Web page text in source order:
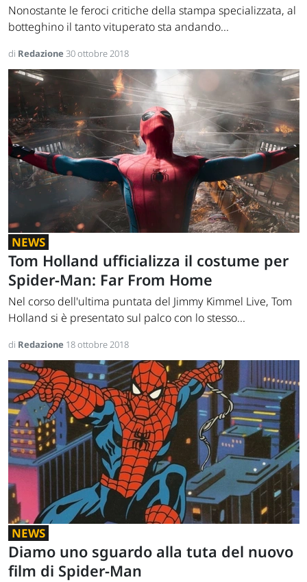
Nonostante le feroci critiche della stampa specializzata, al
botteghino il tanto vituperato sta andando...
di Redazione30 ottobre 2018
NEWS
Tom Holland ufficializza il costume per
Spider-Man: Far From Home
Nel corso dell'ultima puntata del Jimmy Kimmel Live, Tom
Holland si è presentato sul palco con lo stesso...
di Redazione 18 ottobre 2018
NEWS
Diamo uno sguardo alla tuta del nuovo
film di Spider-Man